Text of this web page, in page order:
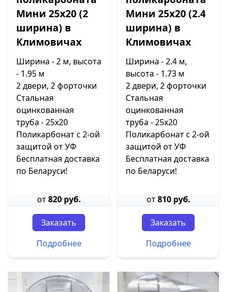
Мини 25х20 (2
ширина) в
Климовичах
Ширина - 2 м, высота
- 1.95 м
2 двери, 2 форточки
Стальная
оцинкованная
труба - 25х20
Поликарбонат с 2-ой
защитой от УФ
Бесплатная доставка
по Беларуси!
от820 руб.
Заказать
Подробнее
Мини 25х20 (2.4
ширина) в
Климовичах
Ширина - 2.4 м,
высота - 1.73 м
2 двери, 2 форточки
Стальная
оцинкованная
труба - 25х20
Поликарбонат с 2-ой
защитой от УФ
Бесплатная доставка
по Беларуси!
от810 руб.
Заказать
Подробнее